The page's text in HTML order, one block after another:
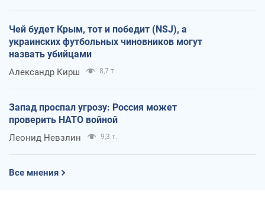
Чей будет Крым, тот и победит (NSJ), а
украинских футбольных чиновников могут
назвать убийцами
Александр Кирш 8,7 т.
Запад проспал угрозу: Россия может
проверить НАТО войной
Леонид Невзлин 9,3 т.
Все мнения